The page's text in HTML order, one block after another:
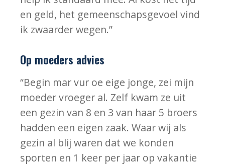
en geld, het gemeenschapsgevoel vind
ik zwaarder wegen.”
Op moeders advies
“Begin mar vur oe eige jonge, zei mijn
moeder vroeger al. Zelf kwam ze uit
een gezin van 8 en 3 van haar 5 broers
hadden een eigen zaak. Waar wij als
gezin al blij waren dat we konden
sporten en 1 keer per jaar op vakantie